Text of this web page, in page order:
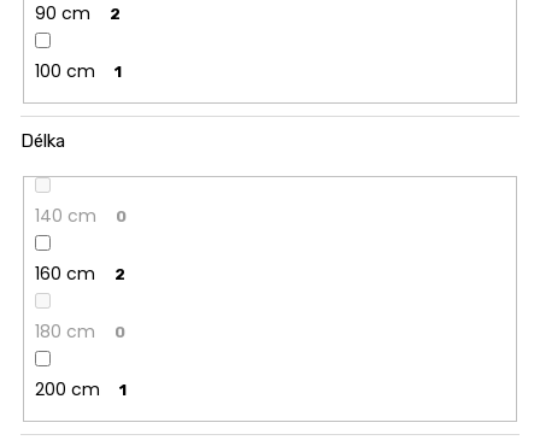
90 cm 2
100 cm 1
Délka
140 cm 0
160 cm 2
180 cm 0
200 cm 1